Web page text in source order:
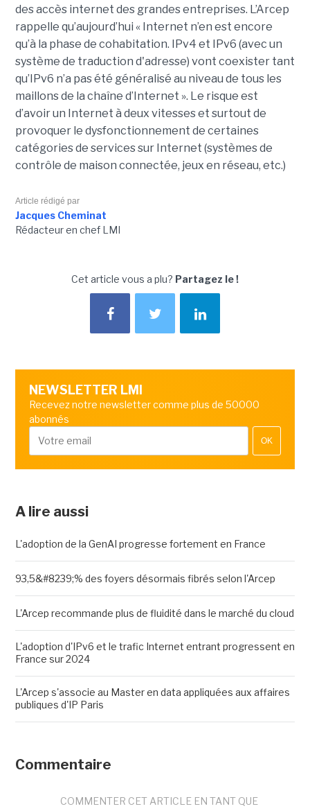
des accès internet des grandes entreprises. L’Arcep
rappelle qu’aujourd’hui « Internet n’en est encore
qu’à la phase de cohabitation. IPv4 et IPv6 (avec un
système de traduction d'adresse) vont coexister tant
qu’IPv6 n’a pas été généralisé au niveau de tous les
maillons de la chaîne d’Internet ». Le risque est
d’avoir un Internet à deux vitesses et surtout de
provoquer le dysfonctionnement de certaines
catégories de services sur Internet (systèmes de
contrôle de maison connectée, jeux en réseau, etc.)
Article rédigé par
Jacques Cheminat
Rédacteur en chef LMI
Cet article vous a plu? Partagez le !
NEWSLETTER LMI
Recevez notre newsletter comme plus de 50000
abonnés
OK
A lire aussi
L'adoption de la GenAI progresse fortement en France
93,5&#8239;% des foyers désormais fibrés selon l'Arcep
L'Arcep recommande plus de fluidité dans le marché du cloud
L'adoption d'IPv6 et le trafic Internet entrant progressent en
France sur 2024
L'Arcep s'associe au Master en data appliquées aux affaires
publiques d'IP Paris
Commentaire
COMMENTER CET ARTICLE EN TANT QUE